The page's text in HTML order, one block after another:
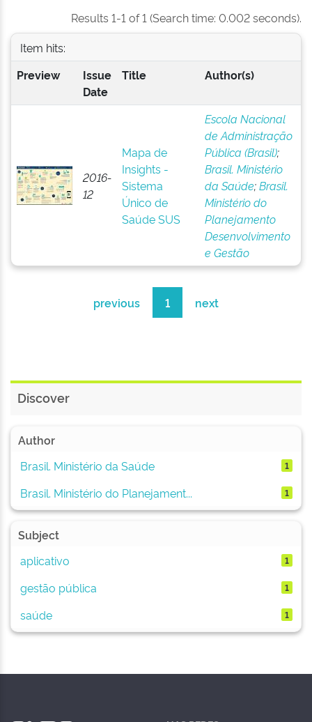
Results 1-1 of 1 (Search time: 0.002 seconds).
Item hits:
Preview
Issue
Date
Title Author(s)
2016-
12
Mapa de
Insights -
Sistema
Único de
Saúde SUS
Escola Nacional
de Administração
Pública (Brasil);
Brasil. Ministério
da Saúde;Brasil.
Ministério do
Planejamento
Desenvolvimento
e Gestão
previous 1 next
Discover
Author
Brasil. Ministério da Saúde
1
Brasil. Ministério do Planejament... 1
Subject
aplicativo
1
gestão pública 1
saúde 1